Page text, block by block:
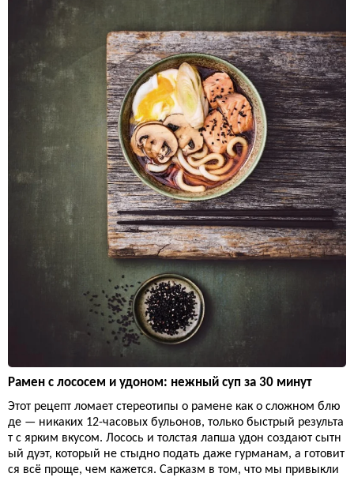
Рамен с лососем и удоном: нежный суп за 30 минут
Этот рецепт ломает стереотипы о рамене как о сложном блю
де — никаких 12-часовых бульонов, только быстрый результа
т с ярким вкусом. Лосось и толстая лапша удон создают сытн
ый дуэт, который не стыдно подать даже гурманам, а готовит
ся всё проще, чем кажется. Сарказм в том, что мы привыкли